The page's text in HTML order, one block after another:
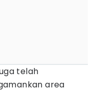
telah
area